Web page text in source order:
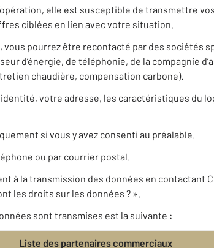
elle est susceptible de transmettre
ciblées en lien avec votre situation.
vous pourrez être recontacté par des sociétés
d’énergie, de téléphonie, de la compagnie
chaudière, compensation carbone).
votre adresse, les caractéristiques du
si vous y avez consenti au préalable.
ou par courrier postal.
à la transmission des données en contactant
les droits sur les données ? ».
sont transmises est la suivante :
Liste des partenaires commerciaux